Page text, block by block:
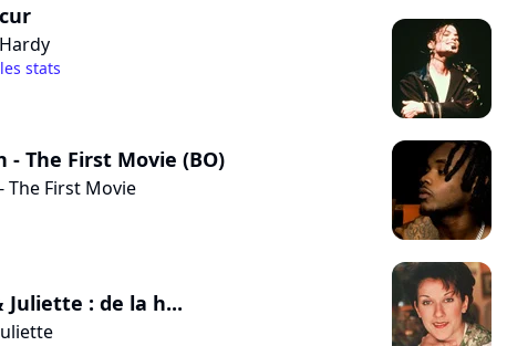
stats
- The First Movie (BO)
The First Movie
Juliette : de la h...